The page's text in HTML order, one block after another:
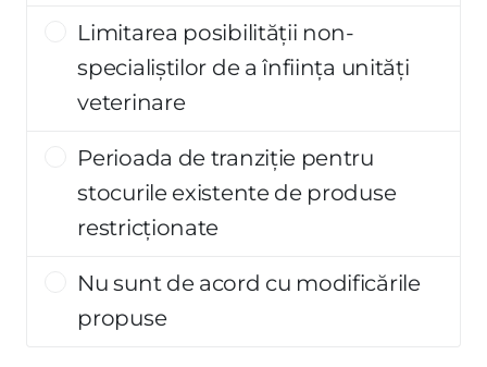
Limitarea posibilității non-
specialiștilor de a înființa unități
veterinare
Perioada de tranziție pentru
stocurile existente de produse
restricționate
Nu sunt de acord cu modificările
propuse